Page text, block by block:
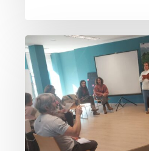
Mejorando
la
comunicación
en
público